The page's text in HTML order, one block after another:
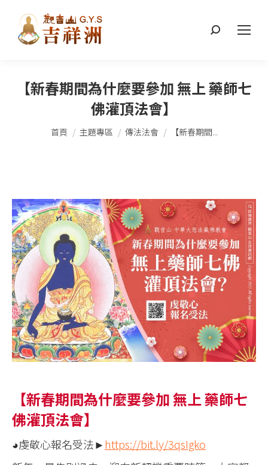
搜
【新春期間為什麼要參加 無上 藥師七
佛灌頂法會】
您在這裡：
首頁 主題專區 傳法法會 【新春期間...
【新春期間為什麼要參加 無上 藥師七
佛灌頂法會】
◕虔敬心報名受法►https://bit.ly/3qsIgko